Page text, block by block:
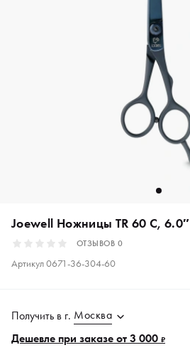
Joewell Ножницы TR 60 C, 6.0″
ОТЗЫВОВ 0
Артикул0671-36-304-60
Получить в г. Москва
Дешевле при заказе от 3 000 ₽